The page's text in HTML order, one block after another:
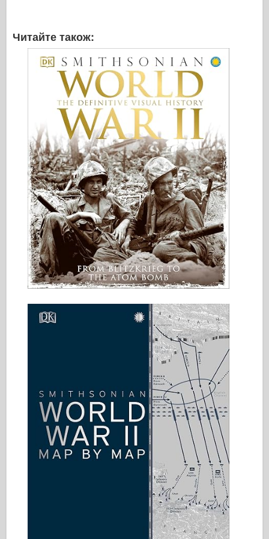
Читайте також: